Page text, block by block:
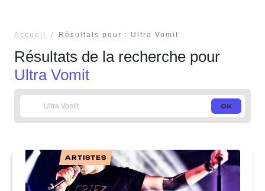
Accueil Résultats pour : Ultra Vomit
Résultats de la recherche pour
Ultra Vomit
ARTISTES